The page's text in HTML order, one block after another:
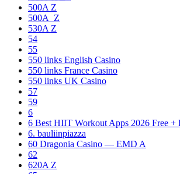
500A Z
500A_Z
530A Z
54
55
550 links English Casino
550 links France Casino
550 links UK Casino
57
59
6
6 Best HIIT Workout Apps 2026 Free +
6. bauliinpiazza
60 Dragonia Casino — EMD A
62
620A Z